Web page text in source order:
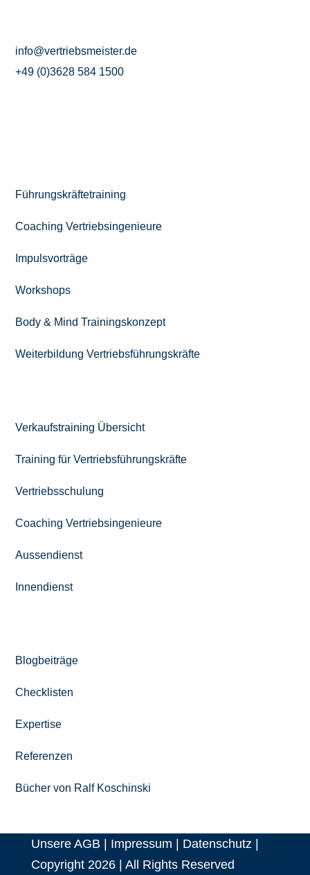
info@vertriebsmeister.de
+49 (0)3628 584 1500
Führungskräftetraining
Coaching Vertriebsingenieure
Impulsvorträge
Workshops
Body & Mind Trainingskonzept
Weiterbildung Vertriebs­führungskräfte
Verkaufstraining Übersicht
Training für Vertriebsführungskräfte
Vertriebsschulung
Coaching Vertriebsingenieure
Aussendienst
Innendienst
Blogbeiträge
Checklisten
Expertise
Referenzen
Bücher von Ralf Koschinski
Unsere AGB Impressum Datenschutz|
Copyright 2026 | All Rights Reserved